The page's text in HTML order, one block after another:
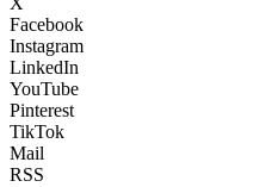
Facebook
Instagram
LinkedIn
YouTube
Pinterest
TikTok
Mail
RSS